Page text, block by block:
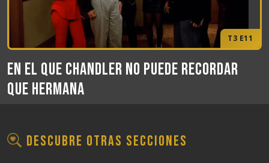
T3 E11
En el que Chandler no puede recordar
que hermana
Descubre otras secciones